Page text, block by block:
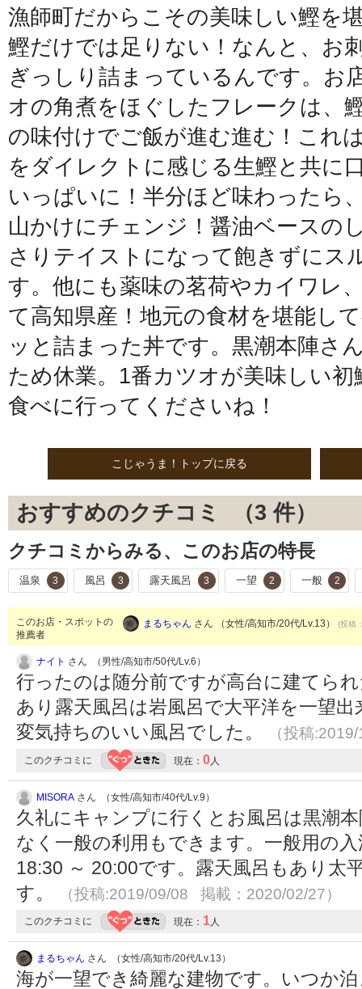
漁師町だからこその美味しい鰹を
鰹だけでは足りない！なんと、お
ぎっしり詰まっているんです。お
オの角煮をほぐしたフレークは、
の味付けでご飯が進む進む！これ
をダイレクトに感じる生鰹と共に
いっぱいに！半分ほど味わったら
山かけにチェンジ！醤油ベースの
さりテイストになって飽きずにス
す。他にも薬味の茗荷やカイワレ
て高知県産！地元の食材を堪能し
ッと詰まった丼です。黒潮本陣さ
ため休業。1番カツオが美味しい
食べに行ってくださいね！
こじゃうま！トップに戻る
おすすめのクチコミ （3 件）
クチコミからみる、このお店の特長
温泉 3 風呂 3 露天風呂 3 一望 2 一般 2
このお店・スポットの
推薦者
まるちゃん さん （女性/高知市/20代/Lv.13） (投稿
ナイト さん （男性/高知市/50代/Lv.6）
行ったのは随分前ですが高台に建てら
あり露天風呂は岩風呂で大平洋を一望
変気持ちのいい風呂でした。
（投稿
このクチコミに 現在： 0 人
MISORA さん （女性/高知市/40代/Lv.9）
久礼にキャンプに行くとお風呂は黒潮
なく一般の利用もできます。一般用の
18:30 ～ 20:00です。露天風呂もあり太
す。
（投稿:2019/09/08 掲載：2020/02/27）
このクチコミに 現在： 1 人
まるちゃん さん （女性/高知市/20代/Lv.13）
海が一望でき綺麗な建物です。いつか